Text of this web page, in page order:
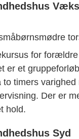
for
er et
to timers varighed
Der er
hold.
Syd